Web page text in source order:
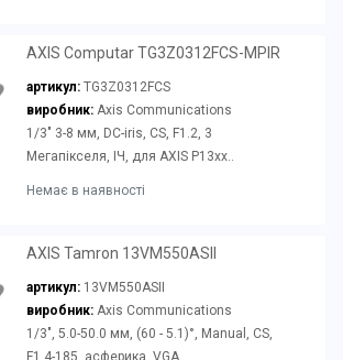
AXIS Computar TG3Z0312FCS-MPIR
артикул: TG3Z0312FCS
виробник:Axis Communications
1/3" 3-8 мм, DC-iris, CS, F1.2, 3
Мегапікселя, ІЧ, для AXIS P13xx..
Немає в наявності
AXIS Tamron 13VM550ASII
артикул: 13VM550ASII
виробник:Axis Communications
1/3", 5.0-50.0 мм, (60 - 5.1)°, Manual, CS,
F1.4-185, асферика, VGA..